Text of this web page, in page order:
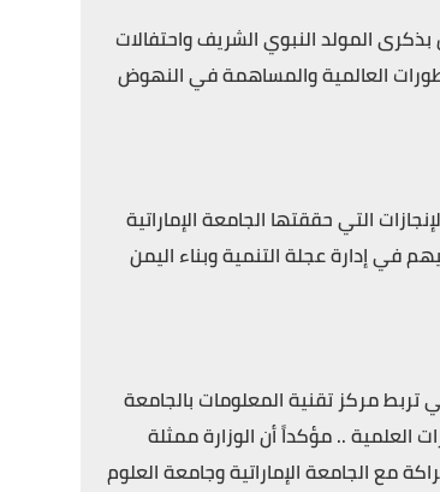
المولد النبوي الشريف واحتفالات
التطورات العالمية والمساهمة في النهوض
التي حققتها الجامعة الإماراتية
في إدارة عجلة التنمية وبناء اليمن
تربط مركز تقنية المعلومات بالجامعة
العلمية .. مؤكداً أن الوزارة ممثلة
مع الجامعة الإماراتية وجامعة العلوم